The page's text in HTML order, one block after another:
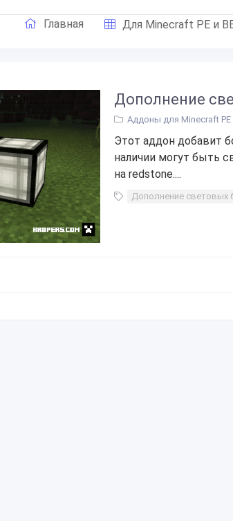
Главная Для Minecraft PE и
Дополнение
Аддоны для Minecraft PE
Этот аддон добавит
наличии могут быть
на redstone....
Дополнение световых